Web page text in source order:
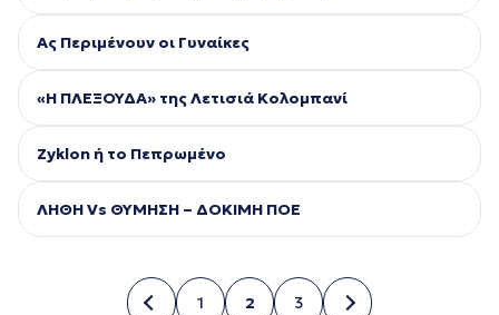
Ας Περιμένουν οι Γυναίκες
«Η ΠΛΕΞΟΥΔΑ» της Λετισιά Κολομπανί
Ζyklon ή το Πεπρωμένο
ΛΗΘΗ Vs ΘΥΜΗΣΗ – ΔΟΚΙΜΗ ΠΟΕ
1
2
3